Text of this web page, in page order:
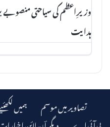
وزیرِاعظم کی سیاحتی منصوبے
ہدایت
ہمیں
تصاویر میں موسم